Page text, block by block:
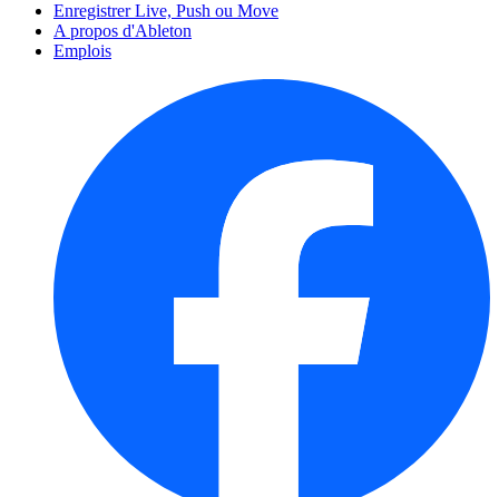
Enregistrer Live, Push ou Move
A propos d'Ableton
Emplois